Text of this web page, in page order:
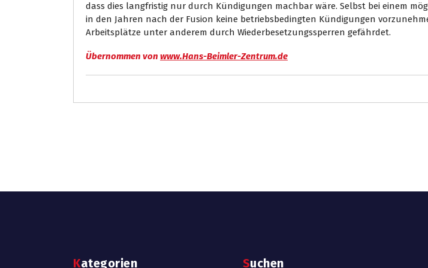
dass dies langfristig nur durch Kündigungen machbar wäre. Selbst bei einem
in den Jahren nach der Fusion keine betriebsbedingten Kündigungen
Arbeitsplätze unter anderem durch Wiederbesetzungssperren gefährdet.
Übernommen von www.Hans-Beimler-Zentrum.de
Kategorien Suchen